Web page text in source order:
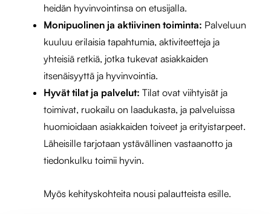
heidän hyvinvointinsa on etusijalla.
Monipuolinen ja aktiivinen toiminta: Palveluun
kuuluu erilaisia tapahtumia, aktiviteetteja ja
yhteisiä retkiä, jotka tukevat asiakkaiden
itsenäisyyttä ja hyvinvointia.
Hyvät tilat ja palvelut: Tilat ovat viihtyisät ja
toimivat, ruokailu on laadukasta, ja palveluissa
huomioidaan asiakkaiden toiveet ja erityistarpeet.
Läheisille tarjotaan ystävällinen vastaanotto ja
tiedonkulku toimii hyvin.
Myös kehityskohteita nousi palautteista esille.